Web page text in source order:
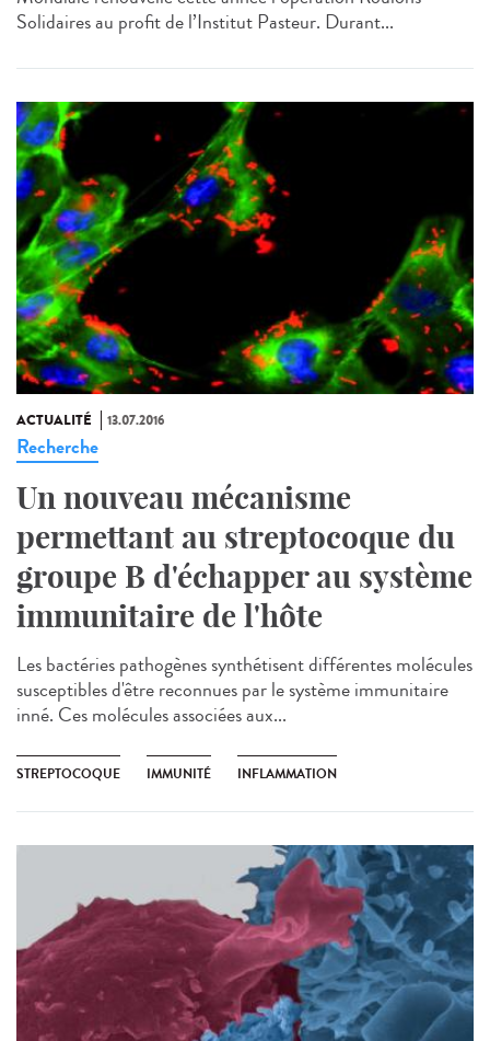
Solidaires au profit de l’Institut Pasteur. Durant...
ACTUALITÉ 13.07.2016
Recherche
Un nouveau mécanisme
permettant au streptocoque du
groupe B d'échapper au système
immunitaire de l'hôte
Les bactéries pathogènes synthétisent différentes molécules
susceptibles d'être reconnues par le système immunitaire
inné. Ces molécules associées aux...
STREPTOCOQUE IMMUNITÉ INFLAMMATION